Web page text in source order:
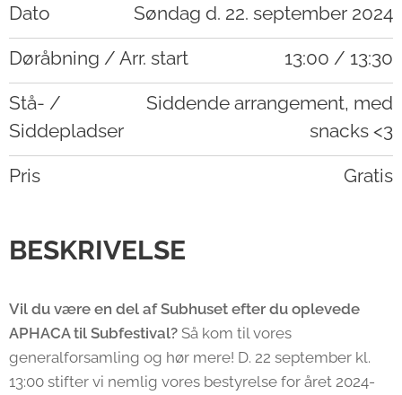
Dato
Søndag d. 22. september 2024
Døråbning / Arr. start
13:00 / 13:30
Stå- /
Siddepladser
Siddende arrangement, med
snacks <3
Pris
Gratis
BESKRIVELSE
Vil du være en del af Subhuset efter du oplevede
APHACA til Subfestival? Så kom til vores
generalforsamling og hør mere! D. 22 september kl.
13:00 stifter vi nemlig vores bestyrelse for året 2024-